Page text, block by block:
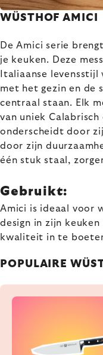
WÜSTHOF AMICI
De Amici serie
je keuken. Deze
Italiaanse
met het gezin en de
centraal staan. Elk
van uniek
onderscheidt door
door zijn
één stuk staal,
Gebruikt:
Amici is ideaal voor
design in zijn
kwaliteit in te
POPULAIRE